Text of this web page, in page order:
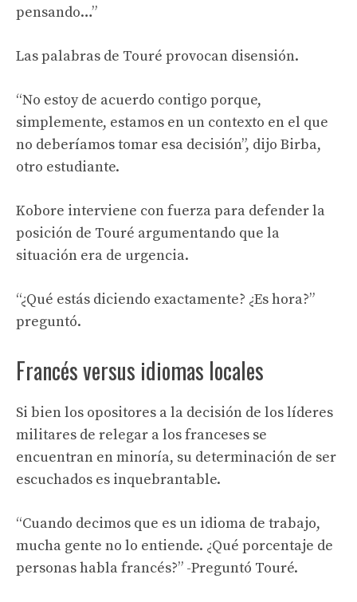
pensando…”
Las palabras de Touré provocan disensión.
“No estoy de acuerdo contigo porque,
simplemente, estamos en un contexto en el que
no deberíamos tomar esa decisión”, dijo Birba,
otro estudiante.
Kobore interviene con fuerza para defender la
posición de Touré argumentando que la
situación era de urgencia.
“¿Qué estás diciendo exactamente? ¿Es hora?”
preguntó.
Francés versus idiomas locales
Si bien los opositores a la decisión de los líderes
militares de relegar a los franceses se
encuentran en minoría, su determinación de ser
escuchados es inquebrantable.
“Cuando decimos que es un idioma de trabajo,
mucha gente no lo entiende. ¿Qué porcentaje de
personas habla francés?” -Preguntó Touré.